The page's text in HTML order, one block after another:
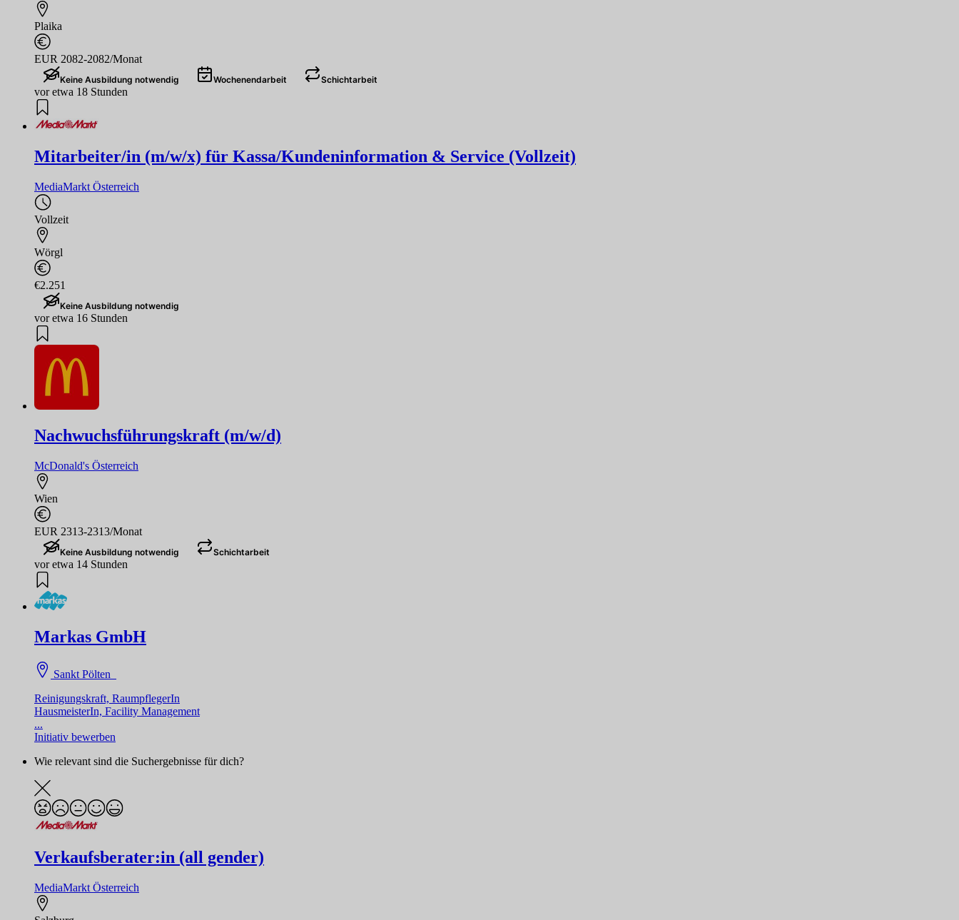
Plaika
EUR 2082-2082/Monat
Keine Ausbildung notwendig Wochenendarbeit Schichtarbeit
vor etwa 18 Stunden
Mitarbeiter/in (m/w/x) für Kassa/Kundeninformation & Service (Vollzeit)
MediaMarkt Österreich
Vollzeit
Wörgl
€2.251
Keine Ausbildung notwendig
vor etwa 16 Stunden
Nachwuchsführungskraft (m/w/d)
McDonald's Österreich
Wien
EUR 2313-2313/Monat
Keine Ausbildung notwendig Schichtarbeit
vor etwa 14 Stunden
Markas GmbH
Sankt Pölten
Reinigungskraft, RaumpflegerIn
HausmeisterIn, Facility Management
...
Initiativ bewerben
Wie relevant sind die Suchergebnisse für dich?
Verkaufsberater:in (all gender)
MediaMarkt Österreich